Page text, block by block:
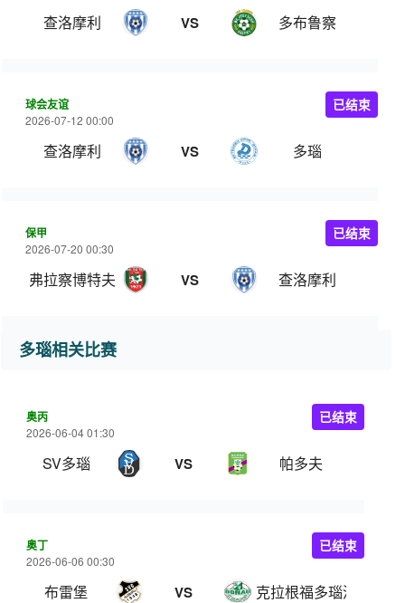
查洛摩利 VS 多布鲁察
球会友谊
2026-07-12 00:00
查洛摩利 VS 多瑙
已结束
保甲
2026-07-20 00:30
弗拉察博特夫 VS 查洛摩利
已结束
多瑙相关比赛
奥丙
2026-06-04 01:30
SV多瑙 VS 帕多夫
已结束
奥丁
2026-06-06 00:30
布雷堡 VS 克拉根福多瑙河
已结束